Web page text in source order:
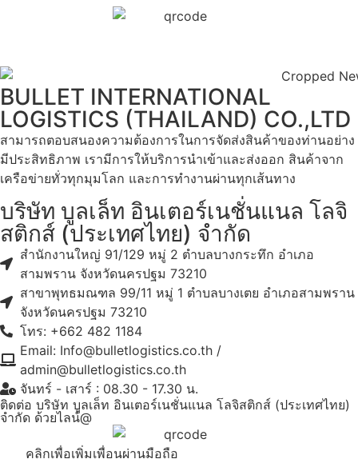
BULLET INTERNATIONAL
LOGISTICS (THAILAND) CO.,LTD
สามารถตอบสนองความต้องการในการจัดส่งสินค้าของท่านอย่าง
มีประสิทธิภาพ เรามีการให้บริการนำเข้าและส่งออก สินค้าจาก
เครือข่ายทั่วทุกมุมโลก และการทำงานผ่านทุกเส้นทาง
บริษัท บูลเล็ท อินเตอร์เนชั่นแนล โลจิ
สติกส์ (ประเทศไทย) จำกัด
สำนักงานใหญ่ 91/129 หมู่ 2 ตำบลบางกระทึก อำเภอ
สามพราน จังหวัดนครปฐม 73210
สาขาพุทธมณฑล 99/11 หมู่ 1 ตำบลบางเตย อำเภอสามพราน
จังหวัดนครปฐม 73210
โทร: +662 482 1184
Email: Info@bulletlogistics.co.th /
admin@bulletlogistics.co.th
จันทร์ - เสาร์ : 08.30 - 17.30 น.
ติดต่อ บริษัท บูลเล็ท อินเตอร์เนชั่นแนล โลจิสติกส์ (ประเทศไทย)
จำกัด ด้วยไลน์@
คลิกเพื่อเพิ่มเพื่อนผ่านมือถือ